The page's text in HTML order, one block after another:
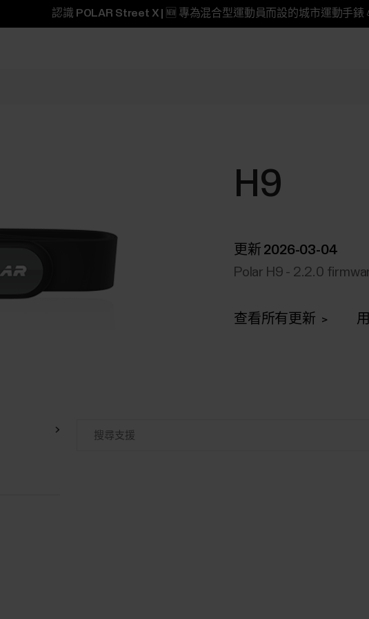
認識 POLAR Street X | 🆕 專為混合型運動員而設的城市運動手錶
H9
更新 2026-03-04
Polar H9 - 2.2.0
查看所有更新